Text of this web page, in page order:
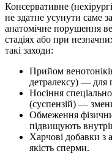
Консервативне
не здатне усунути саме
анатомічне порушення
стадіях або при
такі заходи:
Прийом
детралексу) — для
Носіння
(суспензій) —
Обмеження
підвищують
Харчові добавки
якість сперми.